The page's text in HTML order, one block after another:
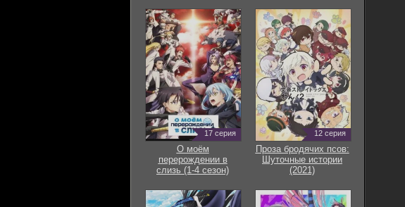
17 серия
О моём
перерождении в
слизь (1-4 сезон)
12 серия
Проза бродячих псов:
Шуточные истории
(2021)